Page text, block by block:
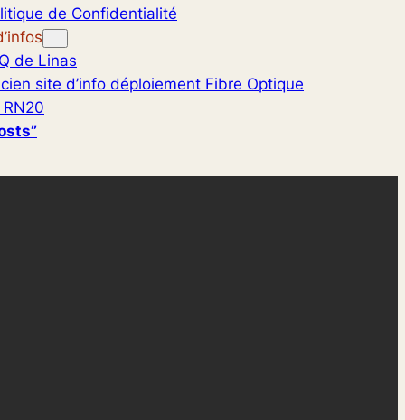
de Confidentialité
de Linas
site d’info déploiement Fibre Optique